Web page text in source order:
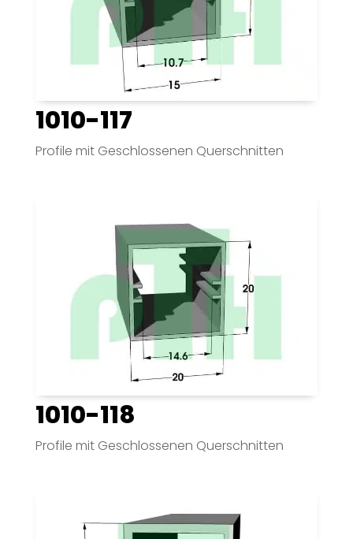
1010-117
Profile mit Geschlossenen Querschnitten
1010-118
Profile mit Geschlossenen Querschnitten